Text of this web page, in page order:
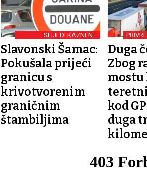
SLIJEDI KAZNENA
PRIJAVA
Slavonski Šamac:
Pokušala prijeći
granicu s
krivotvorenim
graničnim
štambiljima
Duga
Zbog
mostu
kod
duga